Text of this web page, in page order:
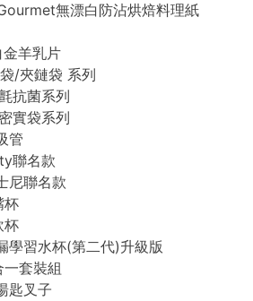
無漂白防沾烘焙料理紙
羊乳片
/夾鏈袋 系列
抗菌系列
實袋系列
管
聯名款
尼聯名款
杯
杯
學習水杯(第二代)升級版
套裝組
匙叉子